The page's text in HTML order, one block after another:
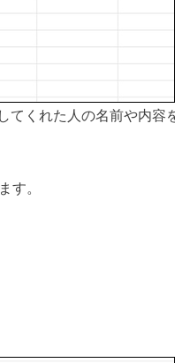
てくれた人の名前や内容
す。